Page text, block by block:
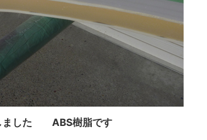
ました ABS樹脂です